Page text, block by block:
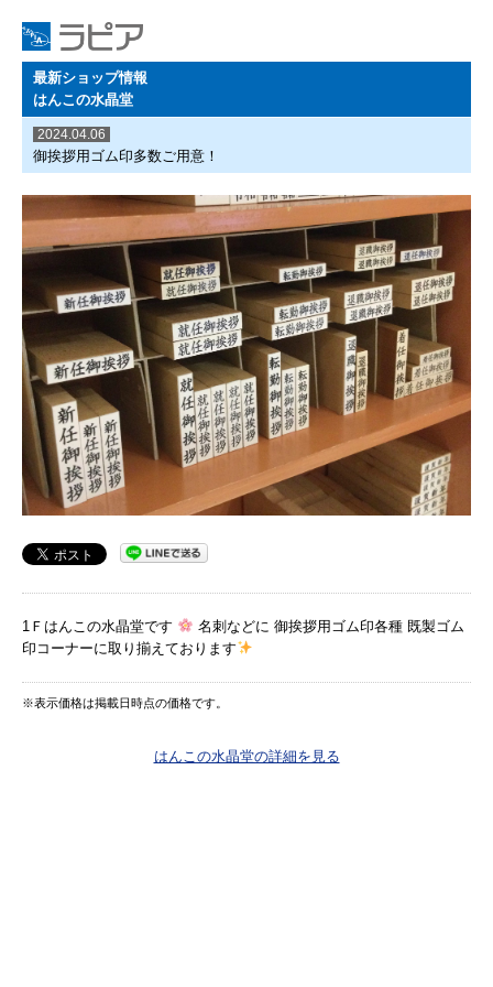
最新ショップ情報
はんこの水晶堂
2024.04.06
御挨拶用ゴム印多数ご用意！
1Ｆはんこの水晶堂です
名刺などに 御挨拶用ゴム印各種 既製ゴム
印コーナーに取り揃えております
※表示価格は掲載日時点の価格です。
はんこの水晶堂の詳細を見る